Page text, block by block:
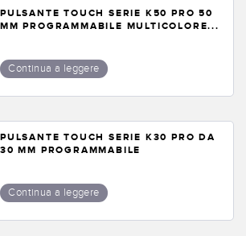
PULSANTE TOUCH SERIE K50 PRO 50
MM PROGRAMMABILE MULTICOLORE...
Continua a leggere
PULSANTE TOUCH SERIE K30 PRO DA
30 MM PROGRAMMABILE
Continua a leggere